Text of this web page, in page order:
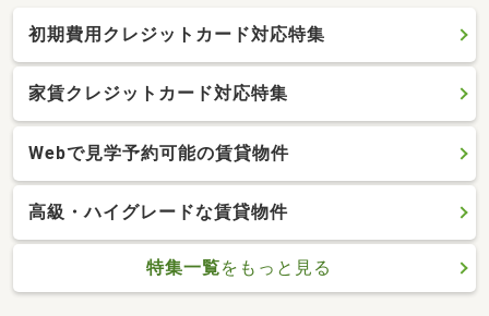
初期費用クレジットカード対応特集
家賃クレジットカード対応特集
Webで見学予約可能の賃貸物件
高級・ハイグレードな賃貸物件
特集一覧をもっと見る